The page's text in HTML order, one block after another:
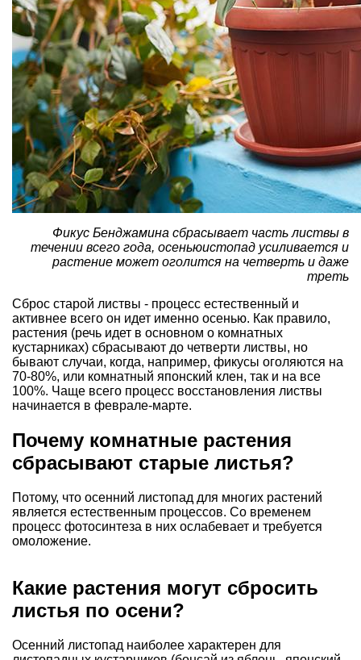
Фикус Бенджамина сбрасывает часть листвы в
течении всего года, осеньюистопад усиливается и
растение может оголится на четверть и даже
треть
Сброс старой листвы - процесс естественный и
активнее всего он идет именно осенью. Как правило,
растения (речь идет в основном о комнатных
кустарниках) сбрасывают до четверти листвы, но
бывают случаи, когда, например, фикусы оголяются на
70-80%, или комнатный японский клен, так и на все
100%. Чаще всего процесс восстановления листвы
начинается в феврале-марте.
Почему комнатные растения
сбрасывают старые листья?
Потому, что осенний листопад для многих растений
является естественным процессов. Со временем
процесс фотосинтеза в них ослабевает и требуется
омоложение.
Какие растения могут сбросить
листья по осени?
Осенний листопад наиболее характерен для